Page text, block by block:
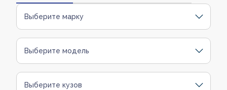
Выберите марку
Выберите модель
Выберите кузов